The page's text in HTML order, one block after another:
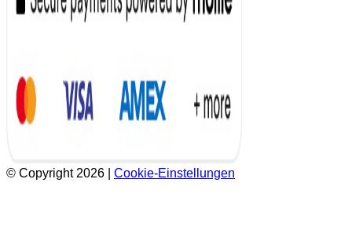
© Copyright 2026 Cookie-Einstellungen